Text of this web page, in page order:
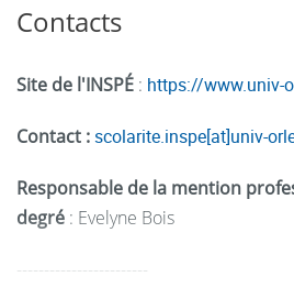
Contacts
Site de l'INSPÉ : https://www.univ-
Contact :scolarite.inspe[at]univ-
Responsable de la mention
degré : Evelyne Bois
------------------------